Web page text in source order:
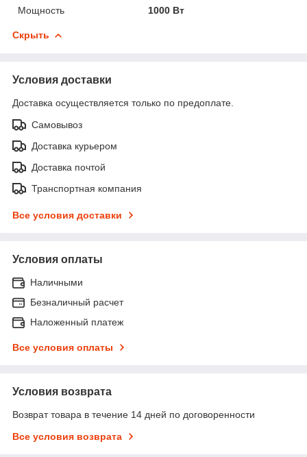
Мощность 1000 Вт
Скрыть
Условия доставки
Доставка осуществляется только по предоплате.
Самовывоз
Доставка курьером
Доставка почтой
Транспортная компания
Все условия доставки
Условия оплаты
Наличными
Безналичный расчет
Наложенный платеж
Все условия оплаты
Условия возврата
Возврат товара в течение 14 дней по договоренности
Все условия возврата